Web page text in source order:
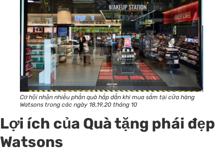
Cơ hội nhận nhiều phần quà hấp dẫn khi mua sắm tại cửa hàng
Watsons trong các ngày 18,19,20 tháng 10
Lợi ích của Quà tặng phái đẹp
Watsons